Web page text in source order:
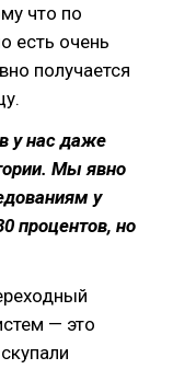
что по
есть очень
получается
у нас даже
Мы явно
у
процентов, но
— это